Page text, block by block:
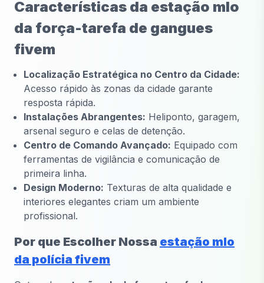
Características da estação mlo
da força-tarefa de gangues
fivem
Localização Estratégica no Centro da Cidade:
Acesso rápido às zonas da cidade garante
resposta rápida.
Instalações Abrangentes: Heliponto, garagem,
arsenal seguro e celas de detenção.
Centro de Comando Avançado: Equipado com
ferramentas de vigilância e comunicação de
primeira linha.
Design Moderno: Texturas de alta qualidade e
interiores elegantes criam um ambiente
profissional.
Por que Escolher Nossa estação mlo
da polícia fivem